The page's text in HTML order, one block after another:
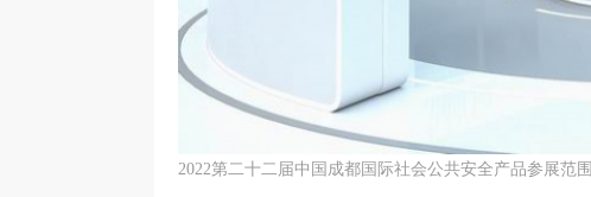
2022第二十二届中国成都国际社会公共安全产品参展范围